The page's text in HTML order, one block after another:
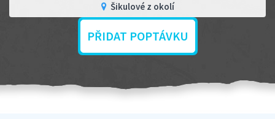
Šikulové z okolí
PŘIDAT POPTÁVKU